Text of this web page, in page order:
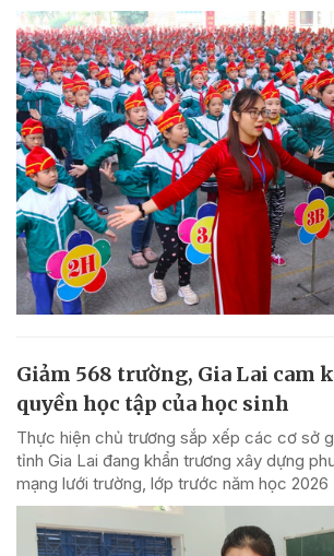
Giảm 568 trường, Gia Lai cam
quyền học tập của học sinh
Thực hiện chủ trương sắp xếp các cơ sở
tỉnh Gia Lai đang khẩn trương xây dựng
mạng lưới trường, lớp trước năm học 2026